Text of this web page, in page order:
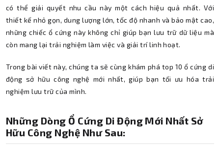
có thể giải quyết nhu cầu này một cách hiệu quả nhất. Với
thiết kế nhỏ gọn, dung lượng lớn, tốc độ nhanh và bảo mật cao,
những chiếc ổ cứng này không chỉ giúp bạn lưu trữ dữ liệu mà
còn mang lại trải nghiệm làm việc và giải trí linh hoạt.
Trong bài viết này, chúng ta sẽ cùng khám phá top 10 ổ cứng di
động sở hữu công nghệ mới nhất, giúp bạn tối ưu hóa trải
nghiệm lưu trữ của mình.
Những Dòng Ổ Cứng Di Động Mới Nhất Sở
Hữu Công Nghệ Như Sau: